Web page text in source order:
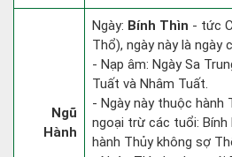
Ngũ
Hành
Ngày: Bính Thìn - tức
Thổ), ngày này là ngày
- Nạp âm: Ngày Sa
Tuất và Nhâm Tuất.
- Ngày này thuộc hành
ngoại trừ các tuổi:
hành Thủy không sợ